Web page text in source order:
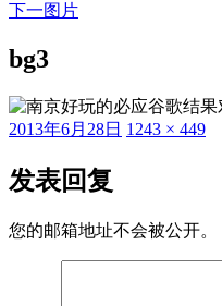
下一图片
bg3
发
于
2013年6月28日 原
1243 × 449
发表回复
您的邮箱地址不会被公开。